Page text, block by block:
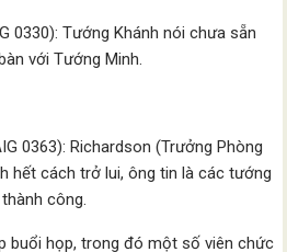
0330): Tướng Khánh nói chưa sẵn
với Tướng Minh.
0363): Richardson (Trưởng Phòng
hết cách trở lui, ông tin là các tướng
công.
buổi họp, trong đó một số viên chức